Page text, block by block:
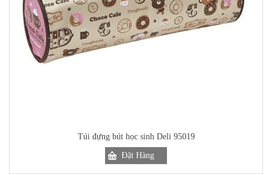
Túi đựng bút học sinh Deli 95019
Đặt Hàng